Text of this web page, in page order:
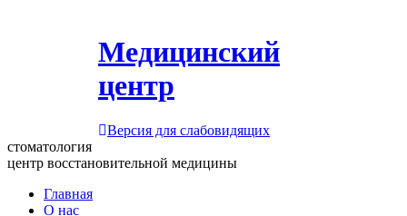
Медицинский
центр
Версия для слабовидящих
стоматология
центр восстановительной медицины
Главная
О нас